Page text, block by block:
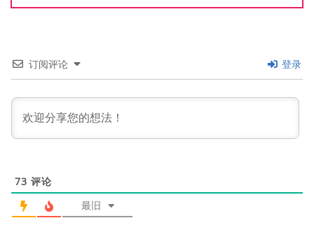
订阅评论 登录
73 评论
最旧